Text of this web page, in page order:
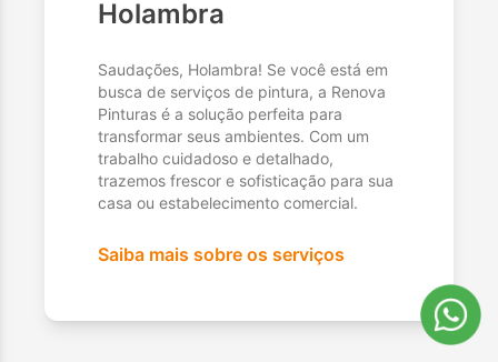
Holambra
Saudações, Holambra! Se você está em
busca de serviços de pintura, a Renova
Pinturas é a solução perfeita para
transformar seus ambientes. Com um
trabalho cuidadoso e detalhado,
trazemos frescor e sofisticação para sua
casa ou estabelecimento comercial.
Saiba mais sobre os serviços